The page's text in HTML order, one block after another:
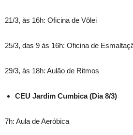
21/3, às 16h: Oficina de Vôlei
25/3, das 9 às 16h: Oficina de
29/3, às 18h: Aulão de Ritmos
CEU Jardim Cumbica (Dia 8/3)
7h: Aula de Aeróbica